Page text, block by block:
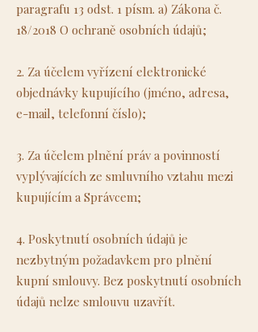
paragrafu 13 odst. 1 písm. a) Zákona č.
18/2018 O ochraně osobních údajů;
2. Za účelem vyřízení elektronické
objednávky kupujícího (jméno, adresa,
e-mail, telefonní číslo);
3. Za účelem plnění práv a povinností
vyplývajících ze smluvního vztahu mezi
kupujícím a Správcem;
4. Poskytnutí osobních údajů je
nezbytným požadavkem pro plnění
kupní smlouvy. Bez poskytnutí osobních
údajů nelze smlouvu uzavřít.